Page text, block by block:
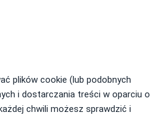
plików cookie (lub podobnych
i dostarczania treści w oparciu o
chwili możesz sprawdzić i